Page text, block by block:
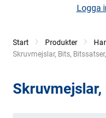
Logga
Start Produkter
Current:
Skruvmejslar, Bits,